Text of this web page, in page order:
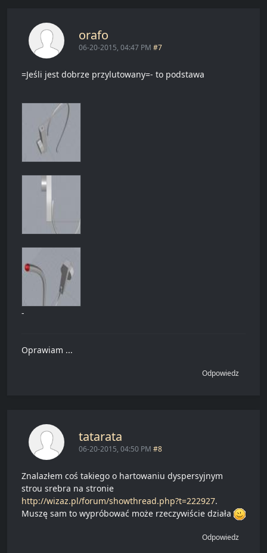
orafo
06-20-2015, 04:47 PM #7
=Jeśli jest dobrze przylutowany=- to podstawa
-
Oprawiam ...
Odpowiedz
tatarata
06-20-2015, 04:50 PM #8
Znalazłem coś takiego o hartowaniu dyspersyjnym
strou srebra na stronie
http://wizaz.pl/forum/showthread.php?t=222927.
Muszę sam to wypróbować może rzeczywiście działa
Odpowiedz